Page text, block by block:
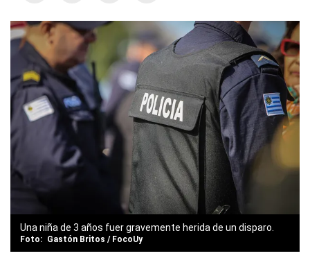
Una niña de 3 años fuer gravemente herida de un disparo.
Gastón Britos / FocoUy